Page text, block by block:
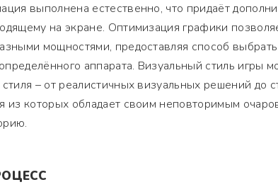
выполнена естественно, что придаёт
на экране. Оптимизация графики
мощностями, предоставляя способ
аппарата. Визуальный стиль игры
– от реалистичных визуальных решений до
из которых обладает своим неповторимым